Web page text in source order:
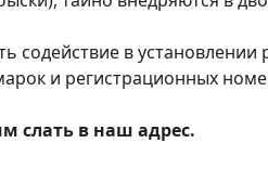
содействие в
и регистрационных
слать в наш адрес.